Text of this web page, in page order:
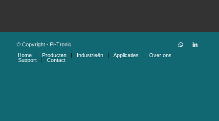
© Copyright - Pi-Tronic
Home
Producten Industrieën Applicaties
Over ons
Support
Contact